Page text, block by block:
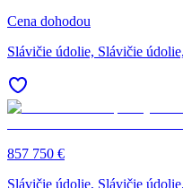
Cena dohodou
Slávičie údolie, Slávičie
857 750 €
Slávičie údolie, Slávičie